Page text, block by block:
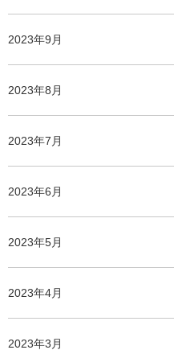
2023年9月
2023年8月
2023年7月
2023年6月
2023年5月
2023年4月
2023年3月